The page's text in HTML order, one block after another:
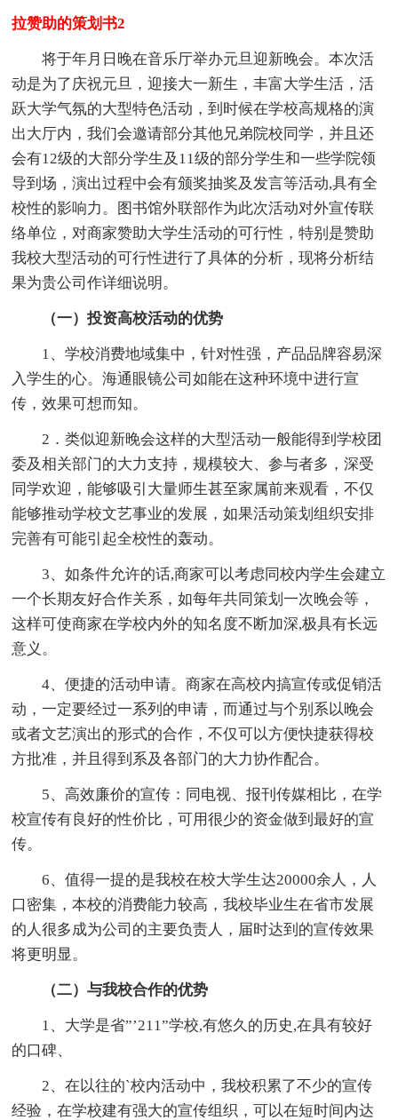
拉赞助的策划书2
将于年月日晚在音乐厅举办元旦迎新晚会。本次活
动是为了庆祝元旦，迎接大一新生，丰富大学生活，活
跃大学气氛的大型特色活动，到时候在学校高规格的演
出大厅内，我们会邀请部分其他兄弟院校同学，并且还
会有12级的大部分学生及11级的部分学生和一些学院领
导到场，演出过程中会有颁奖抽奖及发言等活动,具有全
校性的影响力。图书馆外联部作为此次活动对外宣传联
络单位，对商家赞助大学生活动的可行性，特别是赞助
我校大型活动的可行性进行了具体的分析，现将分析结
果为贵公司作详细说明。
（一）投资高校活动的优势
1、学校消费地域集中，针对性强，产品品牌容易深
入学生的心。海通眼镜公司如能在这种环境中进行宣
传，效果可想而知。
2．类似迎新晚会这样的大型活动一般能得到学校团
委及相关部门的大力支持，规模较大、参与者多，深受
同学欢迎，能够吸引大量师生甚至家属前来观看，不仅
能够推动学校文艺事业的发展，如果活动策划组织安排
完善有可能引起全校性的轰动。
3、如条件允许的话,商家可以考虑同校内学生会建立
一个长期友好合作关系，如每年共同策划一次晚会等，
这样可使商家在学校内外的知名度不断加深,极具有长远
意义。
4、便捷的活动申请。商家在高校内搞宣传或促销活
动，一定要经过一系列的申请，而通过与个别系以晚会
或者文艺演出的形式的合作，不仅可以方便快捷获得校
方批准，并且得到系及各部门的大力协作配合。
5、高效廉价的宣传：同电视、报刊传媒相比，在学
校宣传有良好的性价比，可用很少的资金做到最好的宣
传。
6、值得一提的是我校在校大学生达20000余人，人
口密集，本校的消费能力较高，我校毕业生在省市发展
的人很多成为公司的主要负责人，届时达到的宣传效果
将更明显。
（二）与我校合作的优势
1、大学是省”’211”学校,有悠久的历史,在具有较好
的口碑、
2、在以往的`校内活动中，我校积累了不少的宣传
经验，在学校建有强大的宣传组织，可以在短时间内达